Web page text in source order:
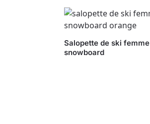
Salopette de ski femme
snowboard